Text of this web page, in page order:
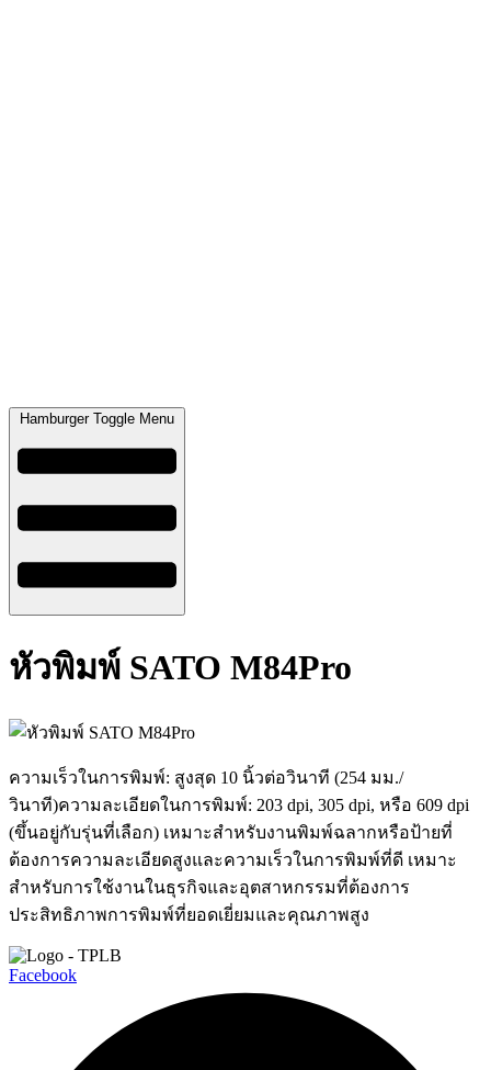
Hamburger Toggle Menu
หัวพิมพ์ SATO M84Pro
ความเร็วในการพิมพ์: สูงสุด 10 นิ้วต่อวินาที (254 มม./
วินาที)ความละเอียดในการพิมพ์: 203 dpi, 305 dpi, หรือ 609 dpi
(ขึ้นอยู่กับรุ่นที่เลือก) เหมาะสำหรับงานพิมพ์ฉลากหรือป้ายที่
ต้องการความละเอียดสูงและความเร็วในการพิมพ์ที่ดี เหมาะ
สำหรับการใช้งานในธุรกิจและอุตสาหกรรมที่ต้องการ
ประสิทธิภาพการพิมพ์ที่ยอดเยี่ยมและคุณภาพสูง
Facebook